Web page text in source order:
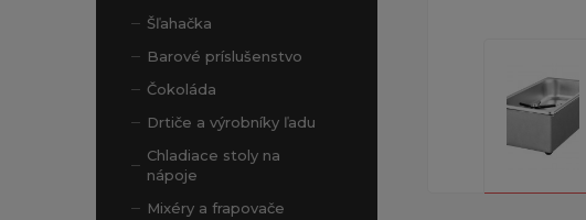
Šľahačka
Barové príslušenstvo
Čokoláda
Drtiče a výrobníky ľadu
Chladiace stoly na
nápoje
Mixéry a frapovače